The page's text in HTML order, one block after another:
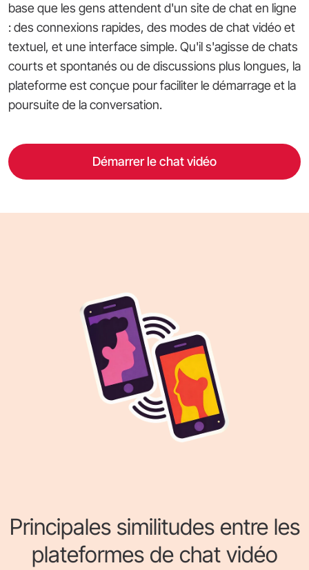
base que les gens attendent d'un site de chat en ligne
: des connexions rapides, des modes de chat vidéo et
textuel, et une interface simple. Qu'il s'agisse de chats
courts et spontanés ou de discussions plus longues, la
plateforme est conçue pour faciliter le démarrage et la
poursuite de la conversation.
Démarrer le chat vidéo
Principales similitudes entre les
plateformes de chat vidéo